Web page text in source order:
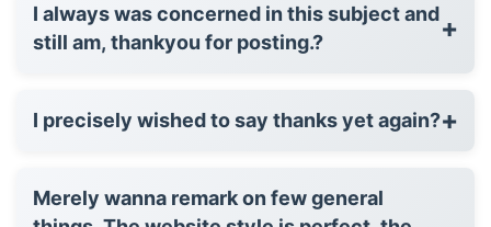
I always was concerned in this subject and
still am, thankyou for posting.?
+
I precisely wished to say thanks yet again?+
Merely wanna remark on few general